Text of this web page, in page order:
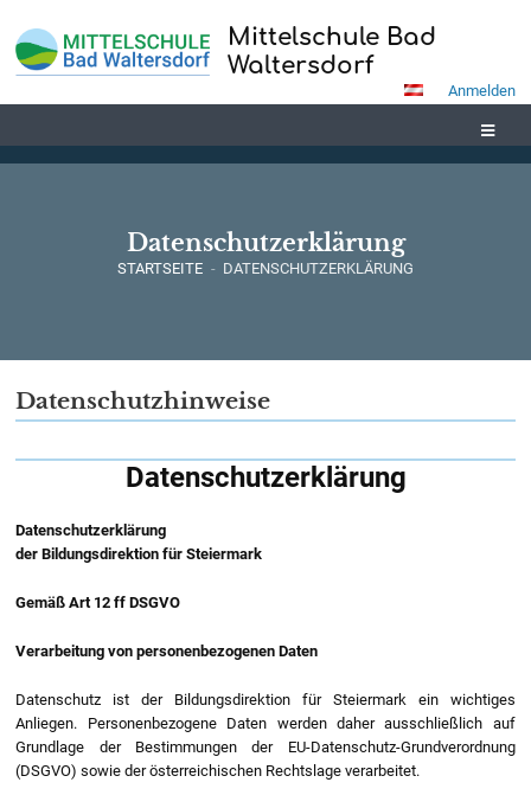
Mittelschule Bad
Waltersdorf
Anmelden
Datenschutzerklärung
STARTSEITE - DATENSCHUTZERKLÄRUNG
Datenschutzerklärung
Datenschutzhinweise
Datenschutzerklärung
Datenschutzerklärung
der Bildungsdirektion für Steiermark
Gemäß Art 12 ff DSGVO
Verarbeitung von personenbezogenen Daten
Datenschutz ist der Bildungsdirektion für Steiermark ein wichtiges
Anliegen. Personenbezogene Daten werden daher ausschließlich auf
Grundlage der Bestimmungen der EU-Datenschutz-Grundverordnung
(DSGVO) sowie der österreichischen Rechtslage verarbeitet.